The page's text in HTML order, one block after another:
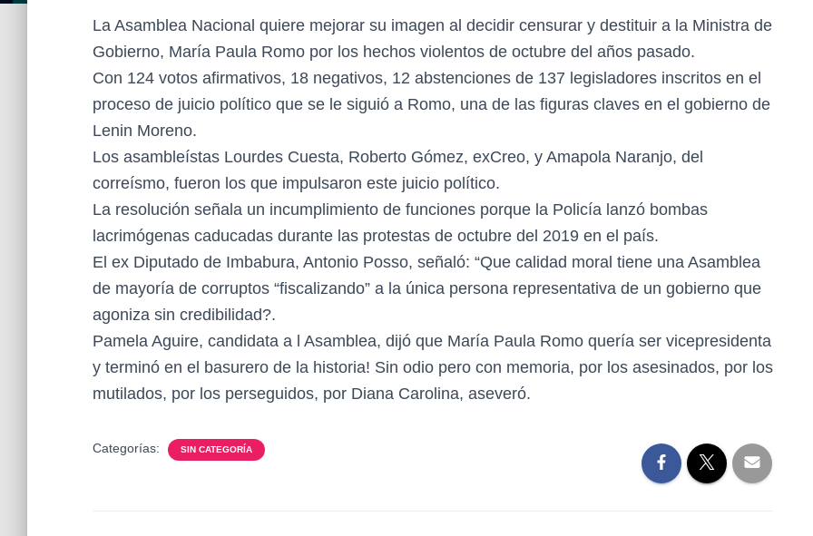
La Asamblea Nacional quiere mejorar su imagen al decidir censurar y destituir a la Ministra de
Gobierno, María Paula Romo por los hechos violentos de octubre del años pasado.
Con 124 votos afirmativos, 18 negativos, 12 abstenciones de 137 legisladores inscritos en el
proceso de juicio político que se le siguió a Romo, una de las figuras claves en el gobierno de
Lenin Moreno.
Los asambleístas Lourdes Cuesta, Roberto Gómez, exCreo, y Amapola Naranjo, del
correísmo, fueron los que impulsaron este juicio político.
La resolución señala un incumplimiento de funciones porque la Policía lanzó bombas
lacrimógenas caducadas durante las protestas de octubre del 2019 en el país.
El ex Diputado de Imbabura, Antonio Posso, señaló: “Que calidad moral tiene una Asamblea
de mayoría de corruptos “fiscalizando” a la única persona representativa de un gobierno que
agoniza sin credibilidad?.
Pamela Aguire, candidata a l Asamblea, dijó que María Paula Romo quería ser vicepresidenta
y terminó en el basurero de la historia! Sin odio pero con memoria, por los asesinados, por los
mutilados, por los perseguidos, por Diana Carolina, aseveró.
Categorías: SIN CATEGORÍA